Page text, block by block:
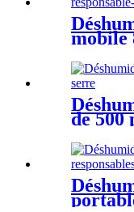
mobile
de 500